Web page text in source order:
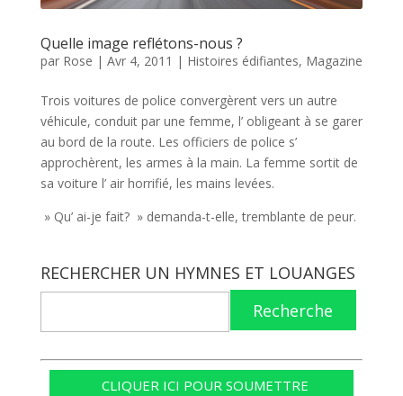
Quelle image reflétons-nous ?
par Rose | Avr 4, 2011 | Histoires édifiantes, Magazine
Trois voitures de police convergèrent vers un autre
véhicule, conduit par une femme, l’ obligeant à se garer
au bord de la route. Les officiers de police s’
approchèrent, les armes à la main. La femme sortit de
sa voiture l’ air horrifié, les mains levées.
» Qu’ ai-je fait? » demanda-t-elle, tremblante de peur.
RECHERCHER UN HYMNES ET LOUANGES
Recherche
CLIQUER ICI POUR SOUMETTRE